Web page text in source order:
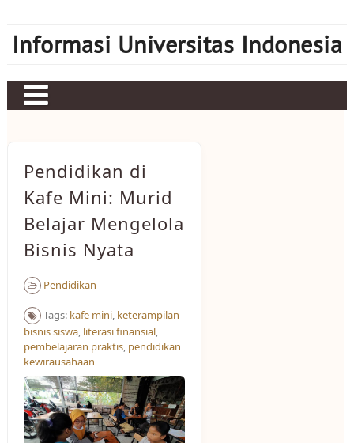
content
Informasi Universitas Indonesia
Sbobet
Mahjong Ways 2
Server Kamboja
Server Thailand
bonus new member
Pendidikan di
Kafe Mini: Murid
Belajar Mengelola
Bisnis Nyata
Pendidikan
Tags: kafe mini, keterampilan
bisnis siswa, literasi finansial,
pembelajaran praktis, pendidikan
kewirausahaan